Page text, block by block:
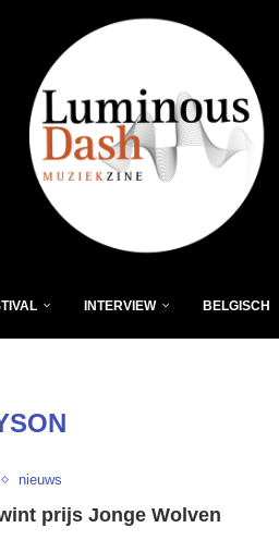
INTERVIEW BELGISCH
nieuws
prijs Jonge Wolven